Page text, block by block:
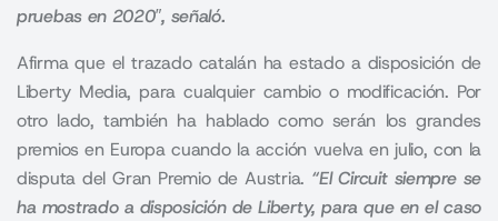
pruebas en 2020″, señaló.
Afirma que el trazado catalán ha estado a disposición de
Liberty Media, para cualquier cambio o modificación. Por
otro lado, también ha hablado como serán los grandes
premios en Europa cuando la acción vuelva en julio, con la
disputa del Gran Premio de Austria. “El Circuit siempre se
ha mostrado a disposición de Liberty, para que en el caso